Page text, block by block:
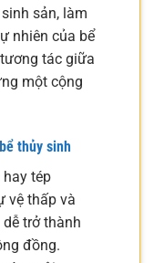
sản, làm
nhiên của bể
tác giữa
một cộng
thủy sinh
hay tép
vệ thấp và
trở thành
đồng.